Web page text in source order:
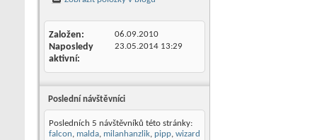
Založen 06.09.2010
Naposledy
aktivní
23.05.2014 13:29
Poslední návštěvníci
Posledních 5 návštěvníků této stránky:
falcon, malda, milanhanzlik, pipp, wizard